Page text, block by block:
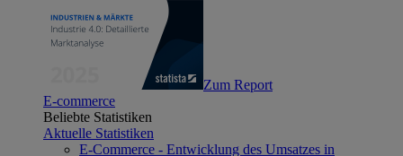
Zum Report
E-commerce
Beliebte Statistiken
Aktuelle Statistiken
E-Commerce - Entwicklung des Umsatzes in